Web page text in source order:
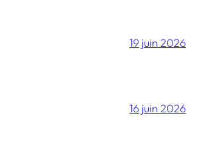
19 juin 2026
16 juin 2026